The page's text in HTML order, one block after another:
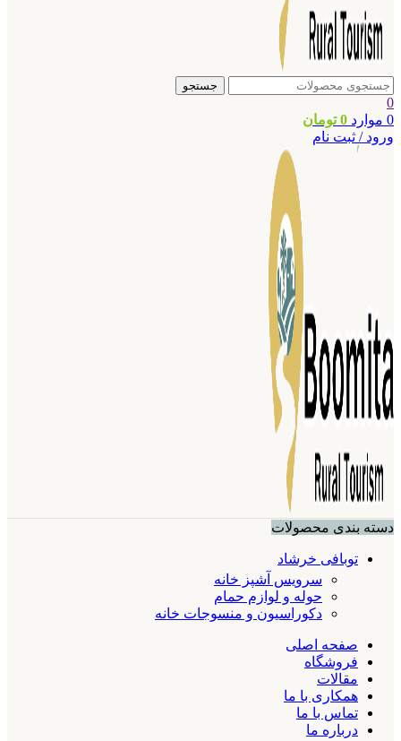
جستجو
0
0 موارد 0 تومان
ورود / ثبت نام
دسته بندی محصولات
توبافی خرشاد
سرویس آشپز خانه
حوله و لوازم حمام
دکوراسیون و منسوجات خانه
صفحه اصلی
فروشگاه
مقالات
همکاری با ما
تماس با ما
درباره ما